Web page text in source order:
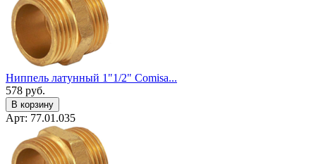
Ниппель латунный 1"1/2" Сomisa...
578 руб.
В корзину
Арт: 77.01.035